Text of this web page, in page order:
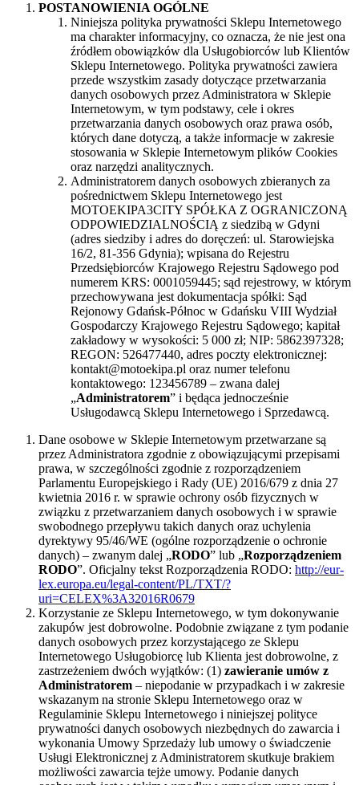
POSTANOWIENIA OGÓLNE
Niniejsza polityka prywatności Sklepu Internetowego
ma charakter informacyjny, co oznacza, że nie jest ona
źródłem obowiązków dla Usługobiorców lub Klientów
Sklepu Internetowego. Polityka prywatności zawiera
przede wszystkim zasady dotyczące przetwarzania
danych osobowych przez Administratora w Sklepie
Internetowym, w tym podstawy, cele i okres
przetwarzania danych osobowych oraz prawa osób,
których dane dotyczą, a także informacje w zakresie
stosowania w Sklepie Internetowym plików Cookies
oraz narzędzi analitycznych.
Administratorem danych osobowych zbieranych za
pośrednictwem Sklepu Internetowego jest
MOTOEKIPA3CITY SPÓŁKA Z OGRANICZONĄ
ODPOWIEDZIALNOŚCIĄ z siedzibą w Gdyni
(adres siedziby i adres do doręczeń: ul. Starowiejska
16/2, 81-356 Gdynia); wpisana do Rejestru
Przedsiębiorców Krajowego Rejestru Sądowego pod
numerem KRS: 0001059445; sąd rejestrowy, w którym
przechowywana jest dokumentacja spółki: Sąd
Rejonowy Gdańsk-Północ w Gdańsku VIII Wydział
Gospodarczy Krajowego Rejestru Sądowego; kapitał
zakładowy w wysokości: 5 000 zł; NIP: 5862397328;
REGON: 526477440, adres poczty elektronicznej:
kontakt@motoekipa.pl oraz numer telefonu
kontaktowego: 123456789 – zwana dalej
„Administratorem” i będąca jednocześnie
Usługodawcą Sklepu Internetowego i Sprzedawcą.
Dane osobowe w Sklepie Internetowym przetwarzane są
przez Administratora zgodnie z obowiązującymi przepisami
prawa, w szczególności zgodnie z rozporządzeniem
Parlamentu Europejskiego i Rady (UE) 2016/679 z dnia 27
kwietnia 2016 r. w sprawie ochrony osób fizycznych w
związku z przetwarzaniem danych osobowych i w sprawie
swobodnego przepływu takich danych oraz uchylenia
dyrektywy 95/46/WE (ogólne rozporządzenie o ochronie
danych) – zwanym dalej „RODO” lub „Rozporządzeniem
RODO”. Oficjalny tekst Rozporządzenia RODO: http://eur-
lex.europa.eu/legal-content/PL/TXT/?
uri=CELEX%3A32016R0679
Korzystanie ze Sklepu Internetowego, w tym dokonywanie
zakupów jest dobrowolne. Podobnie związane z tym podanie
danych osobowych przez korzystającego ze Sklepu
Internetowego Usługobiorcę lub Klienta jest dobrowolne, z
zastrzeżeniem dwóch wyjątków: (1) zawieranie umów z
Administratorem – niepodanie w przypadkach i w zakresie
wskazanym na stronie Sklepu Internetowego oraz w
Regulaminie Sklepu Internetowego i niniejszej polityce
prywatności danych osobowych niezbędnych do zawarcia i
wykonania Umowy Sprzedaży lub umowy o świadczenie
Usługi Elektronicznej z Administratorem skutkuje brakiem
możliwości zawarcia tejże umowy. Podanie danych